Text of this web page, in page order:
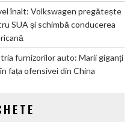
înalt: Volkswagen pregătește
SUA și schimbă conducerea
furnizorilor auto: Marii giganți
fața ofensivei din China